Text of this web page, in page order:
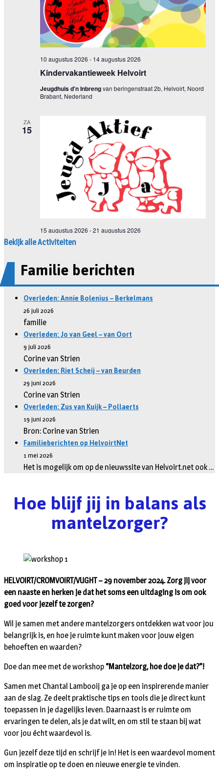
Bekijk alle Activiteiten
Familie berichten
Overleden: Annie Bolenius – Berkelmans
26 juli 2026
familie
Overleden: Jo van Geel – van Oort
9 juli 2026
Corine van Strien
Overleden: Riet Scheij – van Beurden
29 juni 2026
Corine van Strien
Overleden: Zus van Kuijk – Pollaerts
19 juni 2026
Bron: Corine van Strien
Familieberichten op HelvoirtNet
1 mei 2026
Het is mogelijk om op de nieuwssite van Helvoirt.net ook …
Hoe blijf jij in balans als
mantelzorger?
HELVOIRT/CROMVOIRT/VUGHT – 29 november 2024. Zorg jij voor
een naaste en herken je dat het soms een uitdaging is om ook
goed voor jezelf te zorgen?
Wil je samen met andere mantelzorgers ontdekken wat voor jou
belangrijk is, en hoe je ruimte kunt maken voor jouw eigen
behoeften en waarden?
Doe dan mee met de workshop “Mantelzorg, hoe doe je dat?”!
Samen met Chantal Lambooij ga je op een inspirerende manier
aan de slag. Ze deelt praktische tips en tools die je direct kunt
toepassen in je dagelijks leven. Daarnaast is er ruimte om
ervaringen te delen, als je dat wilt, en om stil te staan bij wat
voor jou écht waardevol is.
Gun jezelf deze tijd en schrijf je in! Het is een waardevol moment
om inspiratie op te doen en nieuwe energie te vinden.